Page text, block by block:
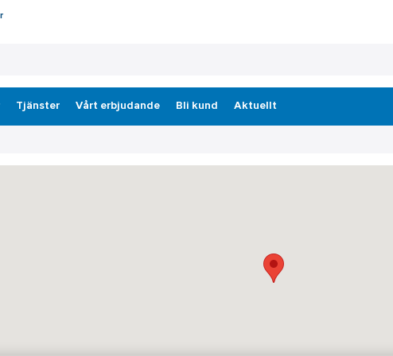
Tjänster Vårt erbjudande Bli kund Aktuellt